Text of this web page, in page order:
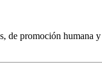
de promoción humana